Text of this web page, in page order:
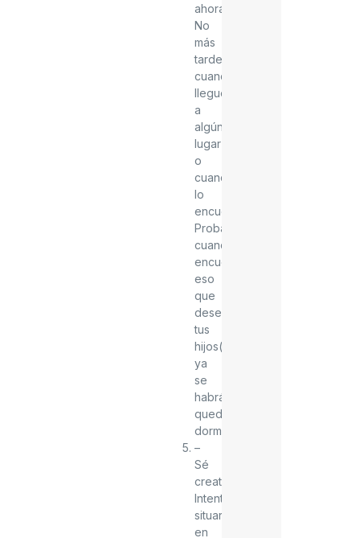
ahora.
No
más
tarde
cuando
llegues
a
algún
lugar
o
cuando
lo
encuentres.
Probablemente
cuando
encuentres
eso
que
deseas,
tus
hijos(as)
ya
se
habrán
quedado
dormidos.
–
Sé
creativo(a).
Intenta
situarte
en